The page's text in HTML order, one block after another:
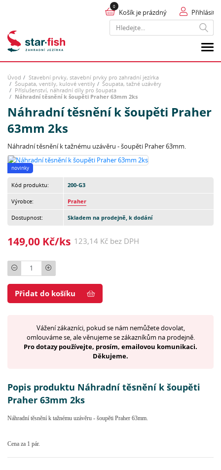
Hledat
Přihlásit
Košík je prázdný
Úvod
Stavební prvky, stavební prvky pro zahradní jezírka
Šoupata, ventily, kulové ventily
Šoupata, tažné uzávěry
Příslušenství, náhradní díly pro šoupata
Náhradní těsnění k šoupěti Praher 63mm 2ks
Náhradní těsnění k šoupěti Praher
63mm 2ks
Náhradní těsnění k tažnému uzávěru - šoupěti Praher 63mm.
novinky
Kód produktu: 200-G3
Výrobce: Praher
Dostupnost: Skladem na prodejně, k dodání
149,00 Kč/ks 123,14 Kč bez DPH
Počet
Přidat do košíku
Vážení zákazníci, pokud se nám nemůžete dovolat,
omlouváme se, ale věnujeme se zákazníkům na prodejně.
Pro dotazy používejte, prosím, emailovou komunikaci.
Děkujeme.
Popis produktu Náhradní těsnění k šoupěti
Praher 63mm 2ks
Náhradní těsnění k tažnému uzávěru - šoupěti Praher 63mm.
Cena za 1 pár.